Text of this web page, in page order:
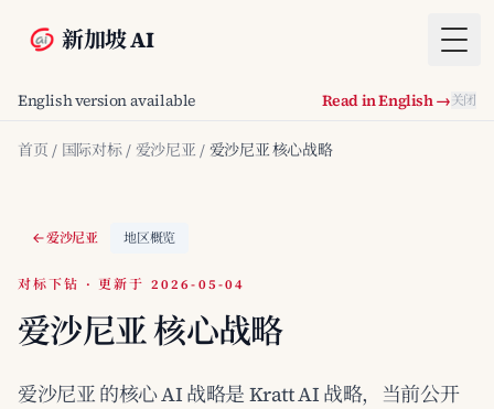
新加坡 AI
English version available Read in English →关闭
首页 / 国际对标 / 爱沙尼亚 / 爱沙尼亚 核心战略
爱沙尼亚 地区概览
对标下钻 · 更新于 2026-05-04
爱沙尼亚 核心战略
爱沙尼亚 的核心 AI 战略是 Kratt AI 战略，当前公开